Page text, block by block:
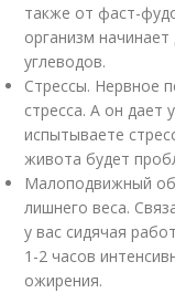
также от фаст-
организм
углеводов.
Стрессы. Нервное
стресса. А он дает
испытываете
живота будет
Малоподвижный
лишнего веса.
у вас сидячая
1-2 часов
ожирения.